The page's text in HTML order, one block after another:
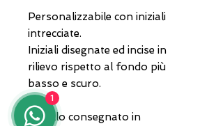
Personalizzabile con iniziali
intrecciate.
Iniziali disegnate ed incise in
rilievo rispetto al fondo più
basso e scuro.
Gioiello consegnato in
1